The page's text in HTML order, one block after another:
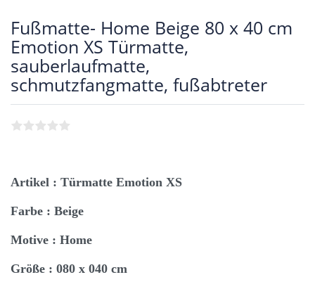
Fußmatte- Home Beige 80 x 40 cm
Emotion XS Türmatte,
sauberlaufmatte,
schmutzfangmatte, fußabtreter
Artikel : Türmatte Emotion XS
Farbe : Beige
Motive : Home
Größe : 080 x 040 cm